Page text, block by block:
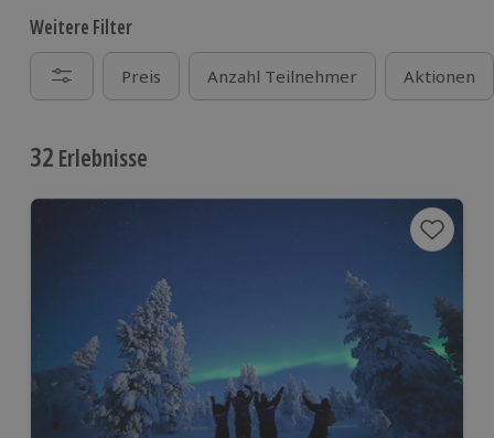
Weitere Filter
Preis Anzahl Teilnehmer Aktionen
32 Erlebnisse